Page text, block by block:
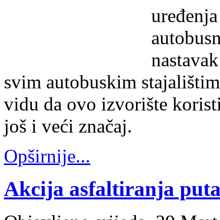
svim autobuskim
vidu da ovo izvorište
još i veći značaj.
Opširnije...
Akcija asfaltiranja